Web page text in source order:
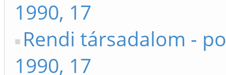
1990, 17
Rendi társadalom -
1990, 17